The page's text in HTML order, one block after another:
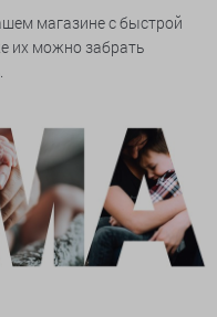
магазине с быстрой
их можно забрать